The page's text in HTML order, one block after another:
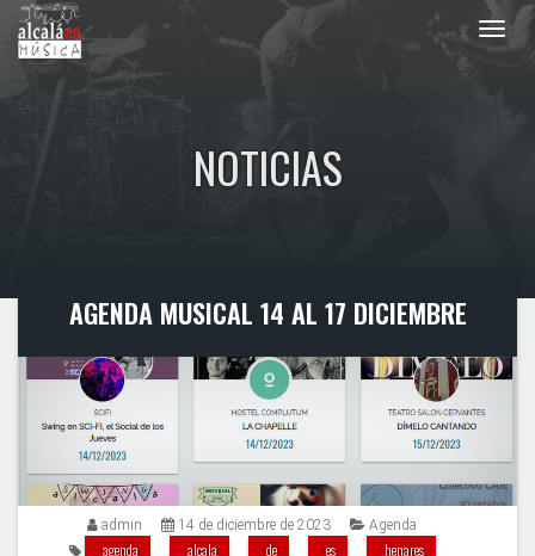
NOTICIAS
AGENDA MUSICAL 14 AL 17 DICIEMBRE
admin 14 de diciembre de 2023 Agenda
agenda alcala de es henares